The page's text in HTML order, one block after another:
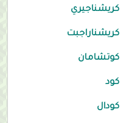
كريشناجيري
كريشناراجبت
كوتشامان
كود
كودال